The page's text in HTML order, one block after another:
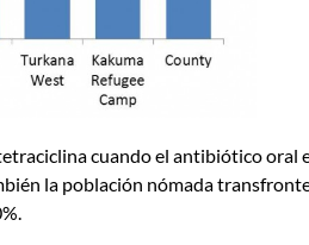
cuando el antibiótico
la población nómada